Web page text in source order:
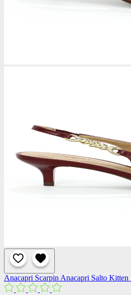
Anacapri Scarpin Anacapri Salto